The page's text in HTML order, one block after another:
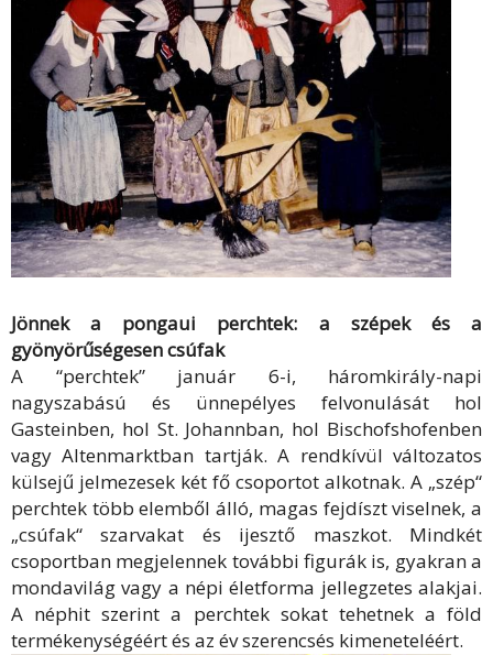
Jönnek a pongaui perchtek: a szépek és a
gyönyörűségesen csúfak
A “perchtek” január 6-i, háromkirály-napi
nagyszabású és ünnepélyes felvonulását hol
Gasteinben, hol St. Johannban, hol Bischofshofenben
vagy Altenmarktban tartják. A rendkívül változatos
külsejű jelmezesek két fő csoportot alkotnak. A „szép“
perchtek több elemből álló, magas fejdíszt viselnek, a
„csúfak“ szarvakat és ijesztő maszkot. Mindkét
csoportban megjelennek további figurák is, gyakran a
mondavilág vagy a népi életforma jellegzetes alakjai.
A néphit szerint a perchtek sokat tehetnek a föld
termékenységéért és az év szerencsés kimeneteléért.